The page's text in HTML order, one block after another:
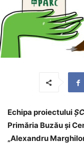
Echipa proiectului
Primăria Buzău și
„Alexandru